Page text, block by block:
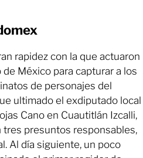
rapidez con la que actuaron
México para capturar a los
de personajes del
ultimado el exdiputado local
Cano en Cuautitlán Izcalli,
tres presuntos responsables,
Al día siguiente, un poco